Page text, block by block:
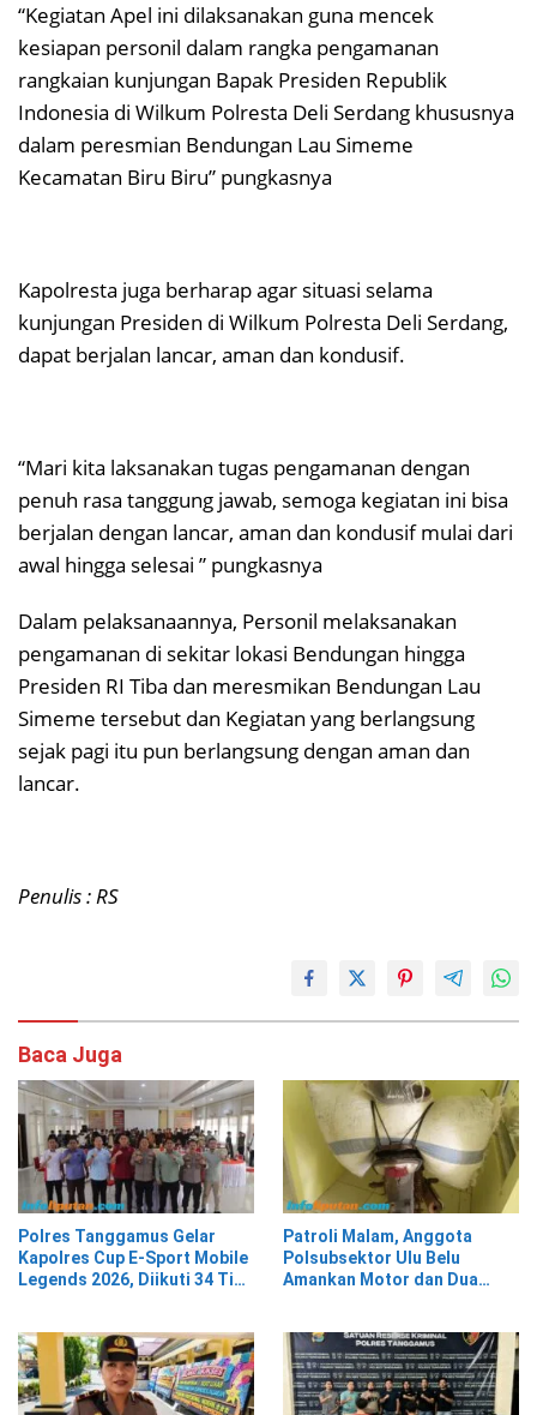
“Kegiatan Apel ini dilaksanakan guna mencek
kesiapan personil dalam rangka pengamanan
rangkaian kunjungan Bapak Presiden Republik
Indonesia di Wilkum Polresta Deli Serdang khususnya
dalam peresmian Bendungan Lau Simeme
Kecamatan Biru Biru” pungkasnya
Kapolresta juga berharap agar situasi selama
kunjungan Presiden di Wilkum Polresta Deli Serdang,
dapat berjalan lancar, aman dan kondusif.
“Mari kita laksanakan tugas pengamanan dengan
penuh rasa tanggung jawab, semoga kegiatan ini bisa
berjalan dengan lancar, aman dan kondusif mulai dari
awal hingga selesai ” pungkasnya
Dalam pelaksanaannya, Personil melaksanakan
pengamanan di sekitar lokasi Bendungan hingga
Presiden RI Tiba dan meresmikan Bendungan Lau
Simeme tersebut dan Kegiatan yang berlangsung
sejak pagi itu pun berlangsung dengan aman dan
lancar.
Penulis : RS
Baca Juga
Polres Tanggamus Gelar
Kapolres Cup E-Sport Mobile
Legends 2026, Diikuti 34 Tim
Patroli Malam, Anggota
Polsubsektor Ulu Belu
Amankan Motor dan Dua